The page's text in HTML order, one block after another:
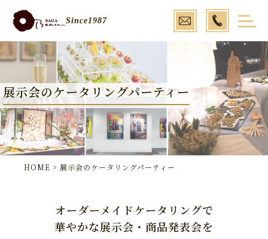
Since1987 
展示会のケータリングパーティー
HOME > 展示会のケータリングパーティー
オーダーメイドケータリングで
華やかな展示会・商品発表会を